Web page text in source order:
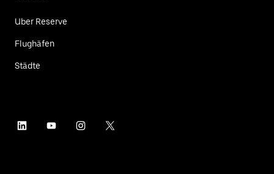
Uber Reserve
Flughäfen
Städte